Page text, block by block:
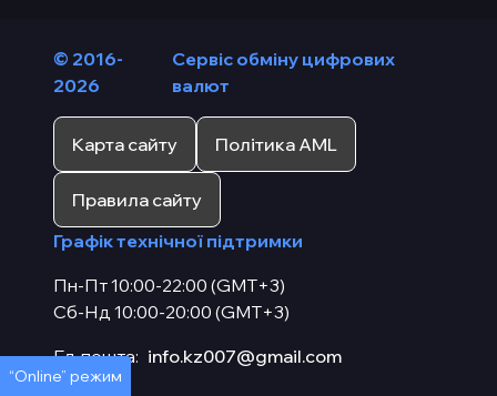
© 2016-
2026
Сервіс обміну цифрових
валют
Карта сайту Політика AML
Правила сайту
Графік технічної підтримки
Пн-Пт 10:00-22:00 (GMT+3)
Сб-Нд 10:00-20:00 (GMT+3)
Ел. пошта: info.kz007@gmail.com
“Online” режим